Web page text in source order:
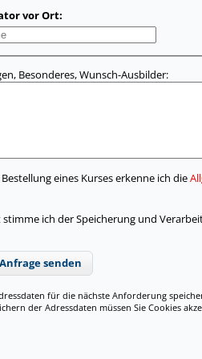
vor Ort:
Besonderes, Wunsch-Ausbilder:
eines Kurses erkenne ich die
ich der Speicherung und
senden
für die nächste Anforderung
der Adressdaten müssen Sie Cookies